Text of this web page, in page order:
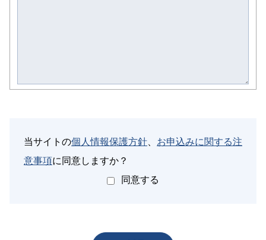
当サイトの個人情報保護方針
お申込みに関する注
意事項に同意しますか？
同意する